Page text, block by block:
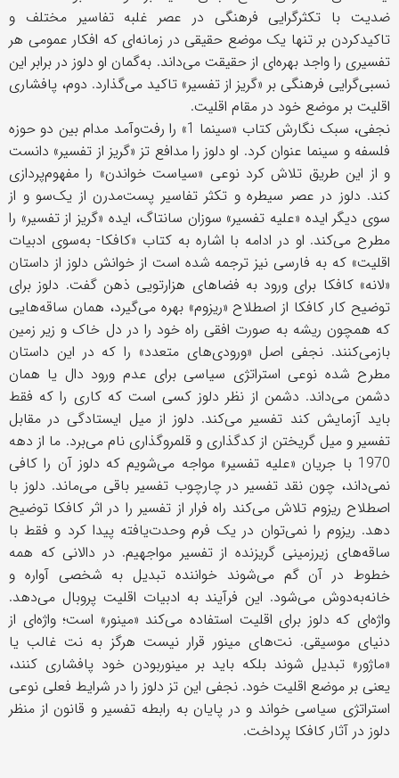
ضدیت با تکثرگرایی فرهنگی در عصر غلبه تفاسیر مختلف و
تاکید‌کردن بر تنها یک موضع حقیقی در زمانه‌ای که افکار عمومی هر
تفسیری را واجد بهره‌ای از حقیقت می‌داند. به‌گمان او دلوز در برابر این
نسبی‌گرایی فرهنگی بر «گریز از تفسیر» تاکید می‌گذارد. دوم، پافشاری
اقلیت بر موضع خود در مقام اقلیت.
نجفی، سبک نگارش کتاب «سینما 1» را رفت‌و‌آمد مدام بین دو حوزه
فلسفه و سینما عنوان کرد. او دلوز را مدافع تز «گریز از تفسیر» دانست
و از این طریق تلاش کرد نوعی «سیاست خواندن» را مفهوم‌پردازی
کند. دلوز در عصر سیطره و تکثر تفاسیر پست‌مدرن از یک‌سو و از
سوی دیگر ایده «علیه تفسیر» سوزان سانتاگ، ایده «گریز از تفسیر» را
مطرح می‌کند. او در ادامه با اشاره به کتاب «کافکا- به‌سوی ادبیات
اقلیت» که به فارسی نیز ترجمه شده است از خوانش دلوز از داستان
«لانه» کافکا برای ورود به فضاهای هزارتویی ذهن گفت. دلوز برای
توضیح کار کافکا از اصطلاح «ریزوم» بهره می‌گیرد، همان ساقه‌هایی
که همچون ریشه به صورت افقی راه خود را در دل خاک و زیر زمین
بازمی‌کنند. نجفی اصل «ورودی‌های متعدد» را که در این داستان
مطرح شده نوعی استراتژی سیاسی برای عدم ورود دال یا همان
دشمن می‌داند. دشمن از نظر دلوز کسی است که کاری را که فقط
باید آزمایش کند تفسیر می‌کند. دلوز از میل ایستادگی در مقابل
تفسیر و میل گریختن از کد‌گذاری و قلمرو‌گذاری نام می‌برد. ما از دهه
1970 با جریان «علیه تفسیر» مواجه می‌شویم که دلوز آن را کافی
نمی‌داند، چون نقد تفسیر در چارچوب تفسیر باقی می‌ماند. دلوز با
اصطلاح ریزوم تلاش می‌کند راه فرار از تفسیر را در اثر کافکا توضیح
دهد. ریزوم را نمی‌توان در یک فرم وحدت‌یافته پیدا کرد و فقط با
ساقه‌های زیرزمینی گریزنده از تفسیر مواجهیم. در دالانی که همه
خطوط در آن گم می‌شوند خواننده تبدیل به شخصی آواره و
خانه‌به‌دوش می‌شود. این فرآیند به ادبیات اقلیت پر‌و‌بال می‌دهد.
واژه‌ای که دلوز برای اقلیت استفاده می‌کند «مینور» است؛ واژه‌ای از
دنیای موسیقی. نت‌های مینور قرار نیست هرگز به نت غالب یا
«ماژور» تبدیل شوند بلکه باید بر مینور‌بودن خود پافشاری کنند،
یعنی بر موضع اقلیت خود. نجفی این تز دلوز را در شرایط فعلی نوعی
استراتژی سیاسی خواند و در پایان به رابطه تفسیر و قانون از منظر
دلوز در آثار کافکا پرداخت.